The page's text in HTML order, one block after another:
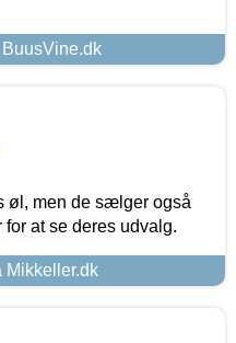
øl, men de sælger også
at se deres udvalg.
Mikkeller.dk